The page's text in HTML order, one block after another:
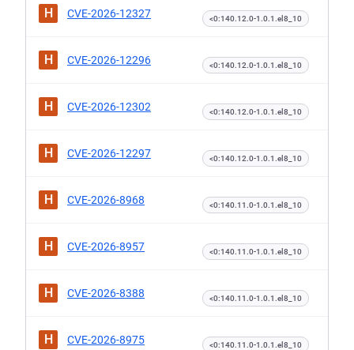
H CVE-2026-12327 <0:140.12.0-1.0.1.el8_10
H CVE-2026-12296 <0:140.12.0-1.0.1.el8_10
H CVE-2026-12302 <0:140.12.0-1.0.1.el8_10
H CVE-2026-12297 <0:140.12.0-1.0.1.el8_10
H CVE-2026-8968 <0:140.11.0-1.0.1.el8_10
H CVE-2026-8957 <0:140.11.0-1.0.1.el8_10
H CVE-2026-8388 <0:140.11.0-1.0.1.el8_10
H CVE-2026-8975 <0:140.11.0-1.0.1.el8_10